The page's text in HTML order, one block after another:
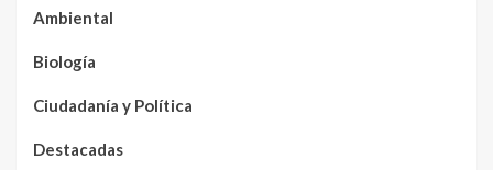
Ambiental
Biología
Ciudadanía y Política
Destacadas